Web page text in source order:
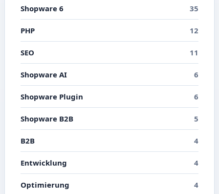
Shopware 6 35
PHP 12
SEO 11
Shopware AI 6
Shopware Plugin 6
Shopware B2B 5
B2B 4
Entwicklung 4
Optimierung 4